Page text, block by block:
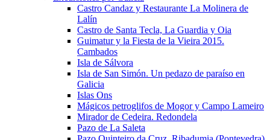
Castro Candaz y Restaurante La Molinera de
Lalín
Castro de Santa Tecla, La Guardia y Oia
Guimatur y la Fiesta de la Vieira 2015.
Cambados
Isla de Sálvora
Isla de San Simón. Un pedazo de paraíso en
Galicia
Islas Ons
Mágicos petroglifos de Mogor y Campo Lameiro
Mirador de Cedeira. Redondela
Pazo de La Saleta